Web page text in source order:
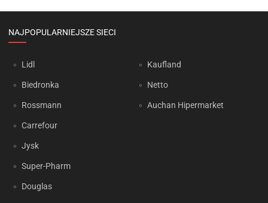
NAJPOPULARNIEJSZE SIECI
Lidl
Biedronka
Rossmann
Carrefour
Jysk
Super-Pharm
Douglas
Kaufland
Netto
Auchan Hipermarket